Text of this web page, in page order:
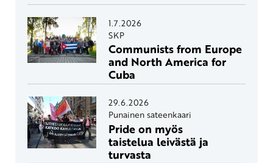
1.7.2026
SKP
Communists from Europe
and North America for
Cuba
29.6.2026
Punainen sateenkaari
Pride on myös
taistelua leivästä ja
turvasta